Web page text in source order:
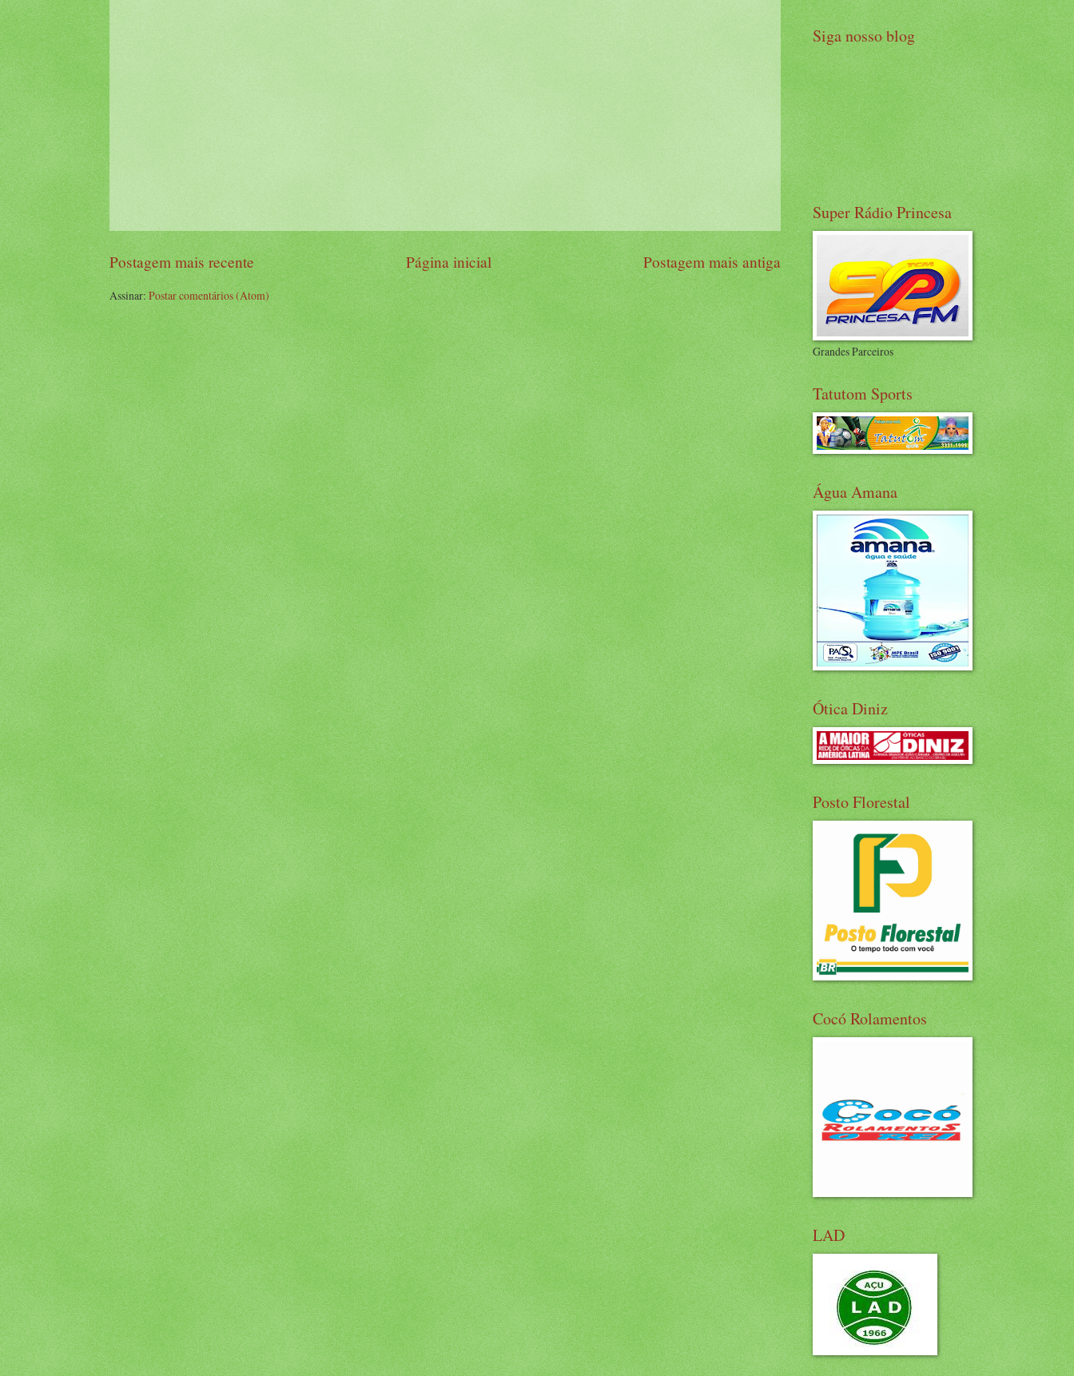
Postagem mais recente Postagem mais antiga
Página inicial
Assinar:Postar comentários (Atom)
Siga nosso blog
Super Rádio Princesa
Grandes Parceiros
Tatutom Sports
Água Amana
Ótica Diniz
Posto Florestal
Cocó Rolamentos
LAD